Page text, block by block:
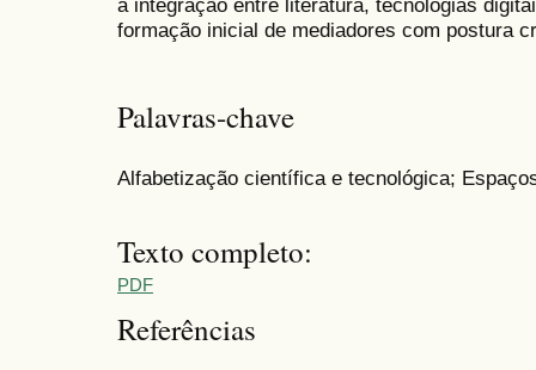
a integração entre literatura, tecnologias
formação inicial de mediadores com postura
Palavras-chave
Alfabetização científica e tecnológica;
Texto completo:
PDF
Referências